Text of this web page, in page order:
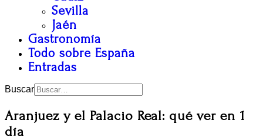
Sevilla
Jaén
Gastronomía
Todo sobre España
Entradas
Buscar
Aranjuez y el Palacio Real: qué ver en 1
día